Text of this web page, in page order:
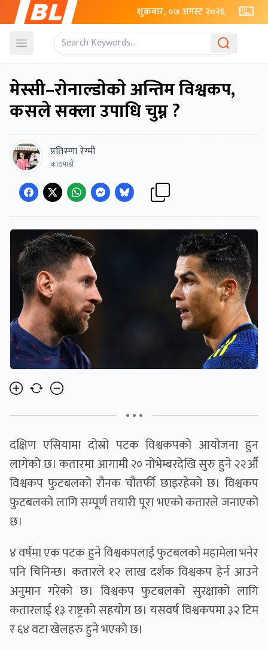
शुक्रबार, ०७ अगस्ट २०२६
Open menu
मेस्सी–राेनाल्डाेकाे अन्तिम विश्वकप,
कसले सक्ला उपाधि चुम्न ?
प्रतिस्णा रेग्मी
काठमाडौं
• • •
दक्षिण एसियामा दोस्रो पटक विश्वकपको आयोजना हुन
लागेको छ। कतारमा आगामी २० नोभेम्बरदेखि सुरु हुने २२औँ
विश्वकप फुटबलको रौनक चौतर्फी छाइरहेको छ। विश्वकप
फुटबलको लागि सम्पूर्ण तयारी पूरा भएको कतारले जनाएको
छ।
४ वर्षमा एक पटक हुने विश्वकपलाई फुटबलको महामेला भनेर
पनि चिनिन्छ। कतारले १२ लाख दर्शक विश्वकप हेर्न आउने
अनुमान गरेकाे छ। विश्वकप फुटबलको सुरक्षाको लागि
कतारलाई १३ राष्ट्रको सहयोग छ। यसवर्ष विश्वकपमा ३२ टिम
र ६४ वटा खेलहरु हुने भएको छ।